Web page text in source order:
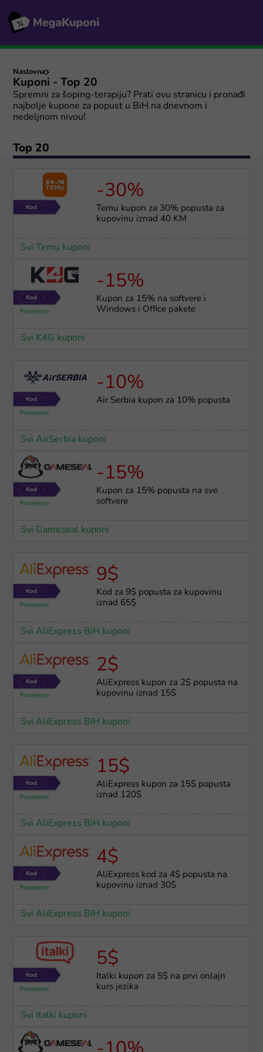
Naslovna
Kuponi - Top 20
Spremni za šoping-terapiju? Prati ovu stranicu i pronađi
najbolje kupone za popust u BiH na dnevnom i
nedeljnom nivou!
Top 20
-30%
Temu kupon za 30% popusta za
kupovinu iznad 40 KM
Svi Temu kuponi
-15%
Kupon za 15% na softvere i
Windows i Office pakete
Svi K4G kuponi
-10%
Air Serbia kupon za 10% popusta
Svi AirSerbia kuponi
-15%
Kupon za 15% popusta na sve
softvere
Svi Gameseal kuponi
9$
Kod za 9$ popusta za kupovinu
iznad 65$
Svi AliExpress BiH kuponi
2$
AliExpress kupon za 2$ popusta na
kupovinu iznad 15$
Svi AliExpress BiH kuponi
15$
AliExpress kupon za 15$ popusta
iznad 120$
Svi AliExpress BiH kuponi
4$
AliExpress kod za 4$ popusta na
kupovinu iznad 30$
Svi AliExpress BiH kuponi
5$
Italki kupon za 5$ na prvi onlajn
kurs jezika
Svi Italki kuponi